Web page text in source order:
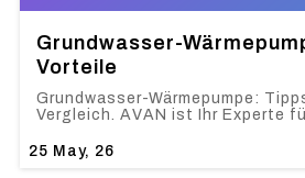
Grundwasser-
Vorteile
25 May, 26
Grundwasser-Wärmepumpe:
Vergleich. AVAN ist Ihr Experte